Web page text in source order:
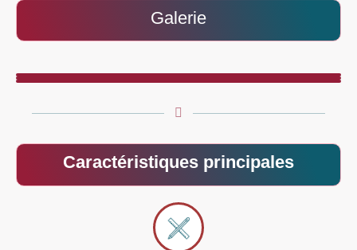
Galerie
Caractéristiques principales